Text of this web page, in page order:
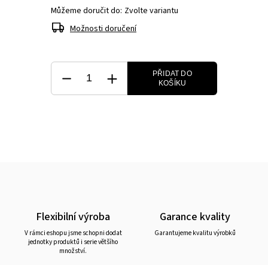
Můžeme doručit do: Zvolte variantu
Možnosti doručení
PŘIDAT DO
KOŠÍKU
Flexibilní výroba
V rámci eshopu jsme schopni dodat
jednotky produktů i serie většího
množství.
Garance kvality
Garantujeme kvalitu výrobků